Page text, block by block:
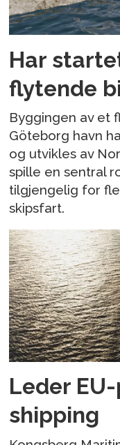
Har
flytende
Byggingen av et
Göteborg havn
og utvikles av
spille en sentral
tilgjengelig for
skipsfart.
Leder
shipping